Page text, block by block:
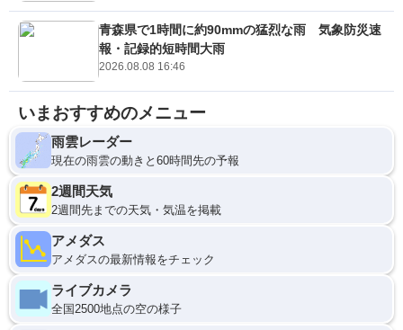
青森県で1時間に約90mmの猛烈な雨 気象防災速
報・記録的短時間大雨
2026.08.08 16:46
いまおすすめのメニュー
雨雲レーダー
現在の雨雲の動きと60時間先の予報
2週間天気
2週間先までの天気・気温を掲載
アメダス
アメダスの最新情報をチェック
ライブカメラ
全国2500地点の空の様子